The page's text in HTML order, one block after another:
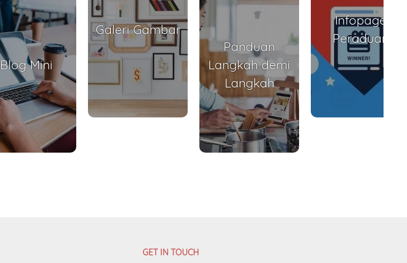
Blog Mini
Galeri Gambar
Panduan
Langkah demi
Langkah
Infopage
Peraduan
GET IN TOUCH